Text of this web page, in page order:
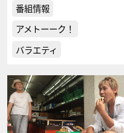
番組情報
アメトーーク！
バラエティ